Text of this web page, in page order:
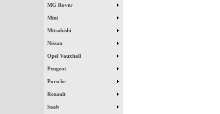
MG Rover
Mini
Mitsubishi
Nissan
Opel Vauxhall
Peugeot
Porsche
Renault
Saab